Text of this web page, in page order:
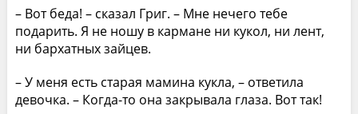
– Вот беда! – сказал Григ. – Мне нечего тебе
подарить. Я не ношу в кармане ни кукол, ни лент,
ни бархатных зайцев.
– У меня есть старая мамина кукла, – ответила
девочка. – Когда-то она закрывала глаза. Вот так!